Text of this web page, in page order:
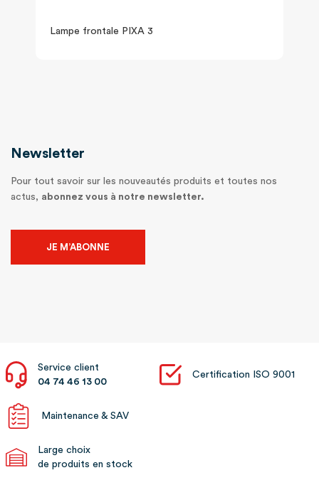
Lampe frontale PIXA 3
Newsletter
Pour tout savoir sur les nouveautés produits et toutes nos
actus, abonnez vous à notre newsletter.
JE M’ABONNE
Service client
04 74 46 13 00
Certification ISO 9001
Maintenance & SAV
Large choix
de produits en stock